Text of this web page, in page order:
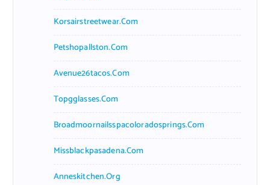
Korsairstreetwear.com
Petshopallston.com
Avenue26tacos.com
Topgglasses.com
Broadmoornailsspacoloradosprings.com
Missblackpasadena.com
Anneskitchen.org